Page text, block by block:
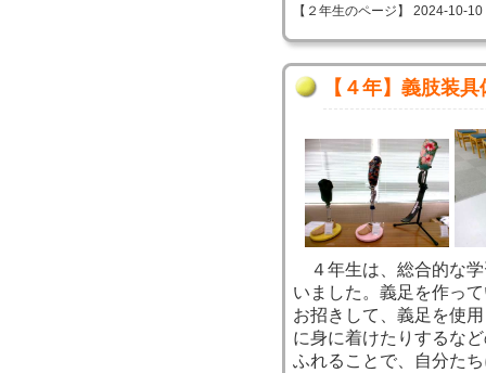
【２年生のページ】 2024-10-
【４年】義肢装具
４年生は、総合的な学
いました。義足を作っ
お招きして、義足を使
に身に着けたりするな
ふれることで、自分た